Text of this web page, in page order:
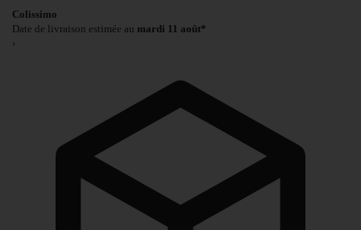
Colissimo
Date de livraison estimée au mardi 11 août*
›